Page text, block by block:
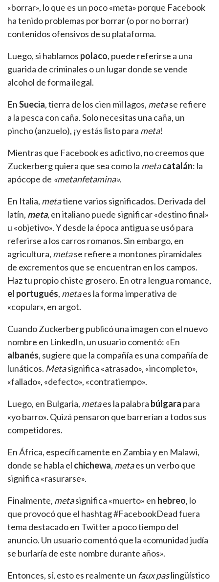
«borrar», lo que es un poco «meta» porque Facebook
ha tenido problemas por borrar (o por no borrar)
contenidos ofensivos de su plataforma.
Luego, si hablamos polaco, puede referirse a una
guarida de criminales o un lugar donde se vende
alcohol de forma ilegal.
EnSuecia, tierra de los cien mil lagos, metase refiere
a la pesca con caña. Solo necesitas una caña, un
pincho (anzuelo), ¡y estás listo para meta!
Mientras que Facebook es adictivo, no creemos que
Zuckerberg quiera que sea como la metacatalán: la
apócope de «metanfetamina».
En Italia, metatiene varios significados. Derivada del
latín, meta, en italiano puede significar «destino final»
u «objetivo». Y desde la época antigua se usó para
referirse a los carros romanos. Sin embargo, en
agricultura, metase refiere a montones piramidales
de excrementos que se encuentran en los campos.
Haz tu propio chiste grosero. En otra lengua romance,
el portugués, metaes la forma imperativa de
«copular», en argot.
Cuando Zuckerberg publicó una imagen con el nuevo
nombre en LinkedIn, un usuario comentó: «En
albanés, sugiere que la compañía es una compañía de
lunáticos. Metasignifica «atrasado», «incompleto»,
«fallado», «defecto», «contratiempo».
Luego, en Bulgaria, metaes la palabra búlgara para
«yo barro». Quizá pensaron que barrerían a todos sus
competidores.
En África, específicamente en Zambia y en Malawi,
donde se habla el chichewa, metaes un verbo que
significa «rasurarse».
Finalmente, metasignifica «muerto» en hebreo, lo
que provocó que el hashtag #FacebookDead fuera
tema destacado en Twitter a poco tiempo del
anuncio. Un usuario comentó que la «comunidad judía
se burlaría de este nombre durante años».
Entonces, sí, esto es realmente un faux paslingüístico